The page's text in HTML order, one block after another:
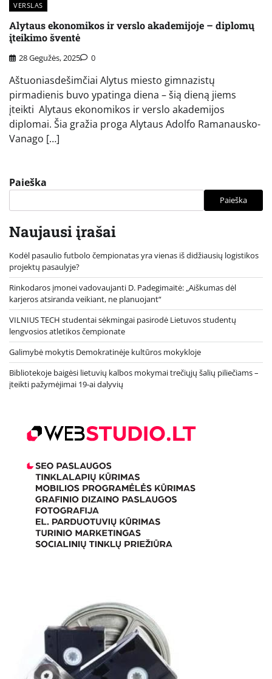
VERSLAS
Alytaus ekonomikos ir verslo akademijoje – diplomų
įteikimo šventė
28 Gegužės, 2025 0
Aštuoniasdešimčiai Alytus miesto gimnazistų
pirmadienis buvo ypatinga diena – šią dieną jiems
įteikti Alytaus ekonomikos ir verslo akademijos
diplomai. Šia gražia proga Alytaus Adolfo Ramanausko-
Vanago […]
Paieška
Paieška
Naujausi įrašai
Kodėl pasaulio futbolo čempionatas yra vienas iš didžiausių logistikos
projektų pasaulyje?
Rinkodaros įmonei vadovaujanti D. Padegimaitė: „Aiškumas dėl
karjeros atsiranda veikiant, ne planuojant“
VILNIUS TECH studentai sėkmingai pasirodė Lietuvos studentų
lengvosios atletikos čempionate
Galimybė mokytis Demokratinėje kultūros mokykloje
Bibliotekoje baigėsi lietuvių kalbos mokymai trečiųjų šalių piliečiams –
įteikti pažymėjimai 19-ai dalyvių